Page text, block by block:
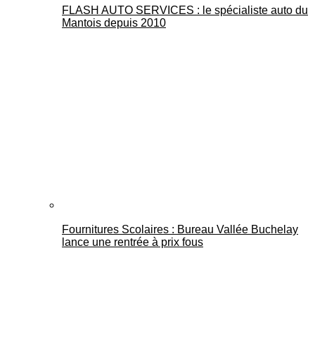
FLASH AUTO SERVICES : le spécialiste auto du
Mantois depuis 2010
Fournitures Scolaires : Bureau Vallée Buchelay
lance une rentrée à prix fous